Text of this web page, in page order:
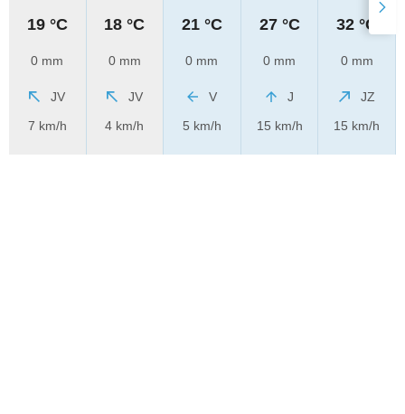
19 °C
0 mm
JV
7 km/h
18 °C
0 mm
JV
4 km/h
21 °C
0 mm
V
5 km/h
27 °C
0 mm
J
15 km/h
32 °C
0 mm
JZ
15 km/h